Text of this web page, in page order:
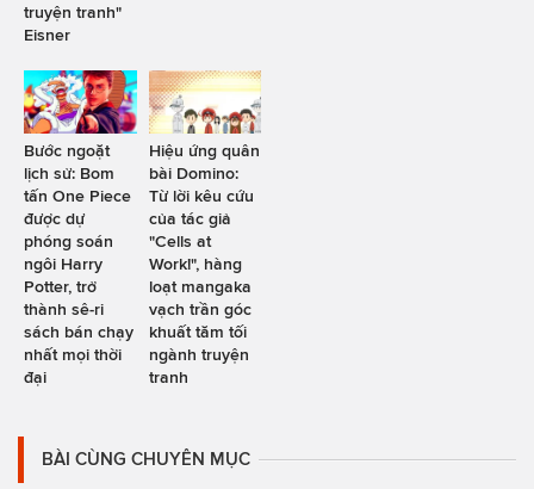
truyện tranh"
Eisner
Bước ngoặt
lịch sử: Bom
tấn One Piece
được dự
phóng soán
ngôi Harry
Potter, trở
thành sê-ri
sách bán chạy
nhất mọi thời
đại
Hiệu ứng quân
bài Domino:
Từ lời kêu cứu
của tác giả
"Cells at
Work!", hàng
loạt mangaka
vạch trần góc
khuất tăm tối
ngành truyện
tranh
BÀI CÙNG CHUYÊN MỤC